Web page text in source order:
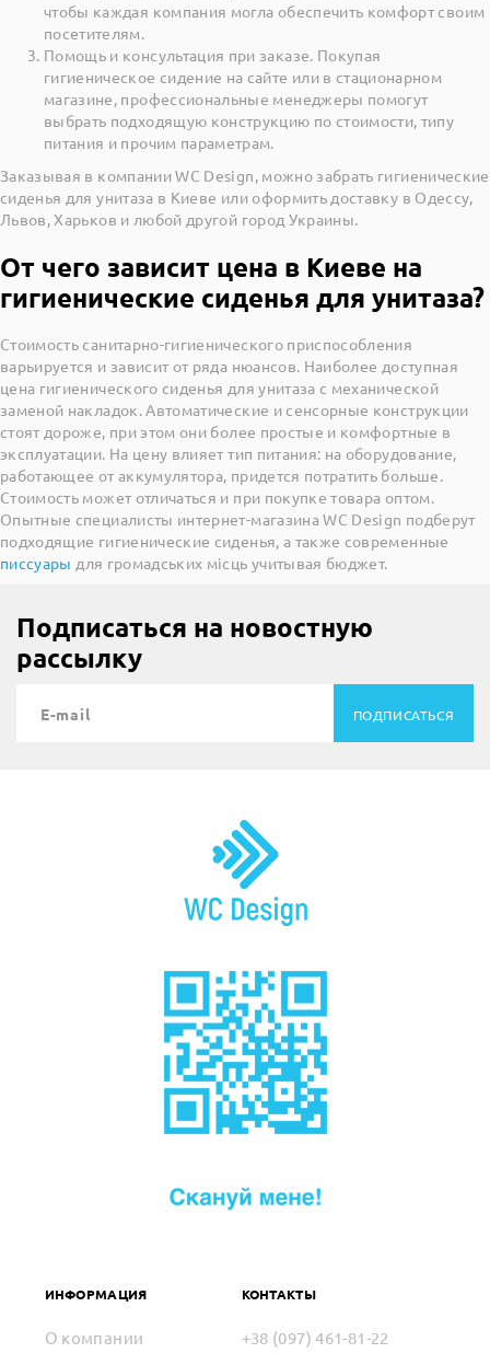
чтобы каждая компания могла обеспечить комфорт своим
посетителям.
Помощь и консультация при заказе. Покупая
гигиеническое сидение на сайте или в стационарном
магазине, профессиональные менеджеры помогут
выбрать подходящую конструкцию по стоимости, типу
питания и прочим параметрам.
Заказывая в компании WC Design, можно забрать гигиенические
сиденья для унитаза в Киеве или оформить доставку в Одессу,
Львов, Харьков и любой другой город Украины.
От чего зависит цена в Киеве на
гигиенические сиденья для унитаза?
Стоимость санитарно-гигиенического приспособления
варьируется и зависит от ряда нюансов. Наиболее доступная
цена гигиенического сиденья для унитаза с механической
заменой накладок. Автоматические и сенсорные конструкции
стоят дороже, при этом они более простые и комфортные в
эксплуатации. На цену влияет тип питания: на оборудование,
работающее от аккумулятора, придется потратить больше.
Стоимость может отличаться и при покупке товара оптом.
Опытные специалисты интернет-магазина WC Design подберут
подходящие гигиенические сиденья, а также современные
писсуары для громадських місць учитывая бюджет.
Подписаться на новостную
рассылку
ПОДПИСАТЬСЯ
ИНФОРМАЦИЯ
О компании
КОНТАКТЫ
+38 (097) 461-81-22